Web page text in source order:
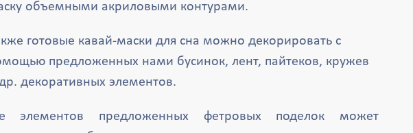
объемными акриловыми контурами.
готовые кавай-маски для сна можно декорировать с
предложенных нами бусинок, лент, пайтеков, кружев
декоративных элементов.
элементов предложенных фетровых поделок может